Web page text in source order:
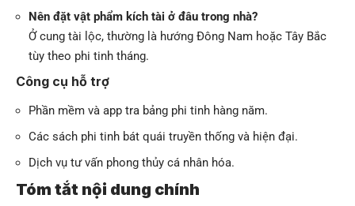
Nên đặt vật phẩm kích tài ở đâu trong nhà?
Ở cung tài lộc, thường là hướng Đông Nam hoặc Tây Bắc
tùy theo phi tinh tháng.
Công cụ hỗ trợ
Phần mềm và app tra bảng phi tinh hàng năm.
Các sách phi tinh bát quái truyền thống và hiện đại.
Dịch vụ tư vấn phong thủy cá nhân hóa.
Tóm tắt nội dung chính